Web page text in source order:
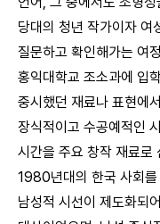
당대의 청년 작가이자 여
질문하고 확인해가는 여
홍익대학교 조소과에 입
중시했던 재료나 표현에
장식적이고 수공예적인
시간을 주요 창작 재료로
1980년대의 한국 사회
남성적 시선이 제도화되